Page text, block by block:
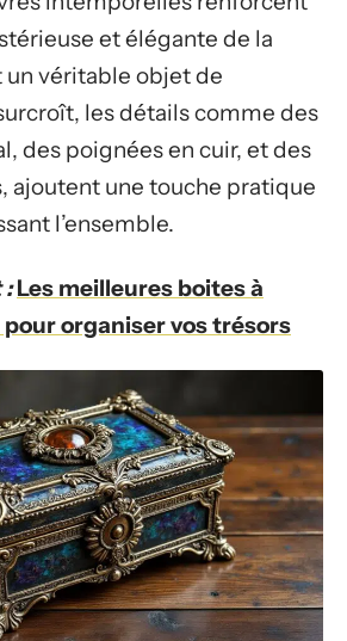
et élégante de la
un véritable objet de
les détails comme des
des poignées en cuir, et des
ajoutent une touche pratique
l’ensemble.
: Les meilleures boites à
organiser vos trésors